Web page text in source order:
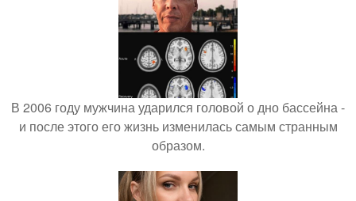
В 2006 году мужчина ударился головой о дно бассейна -
и после этого его жизнь изменилась самым странным
образом.